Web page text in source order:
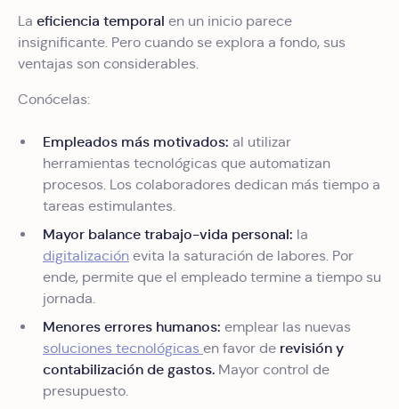
La eficiencia temporal en un inicio parece
insignificante. Pero cuando se explora a fondo, sus
ventajas son considerables.
Conócelas:
Empleados más motivados: al utilizar
herramientas tecnológicas que automatizan
procesos. Los colaboradores dedican más tiempo a
tareas estimulantes.
Mayor balance trabajo-vida personal: la
digitalización evita la saturación de labores. Por
ende, permite que el empleado termine a tiempo su
jornada.
Menores errores humanos: emplear las nuevas
soluciones tecnológicas en favor de revisión y
contabilización de gastos. Mayor control de
presupuesto.